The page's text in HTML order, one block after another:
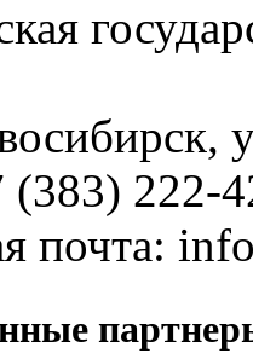
,
(383) 222-
почта: